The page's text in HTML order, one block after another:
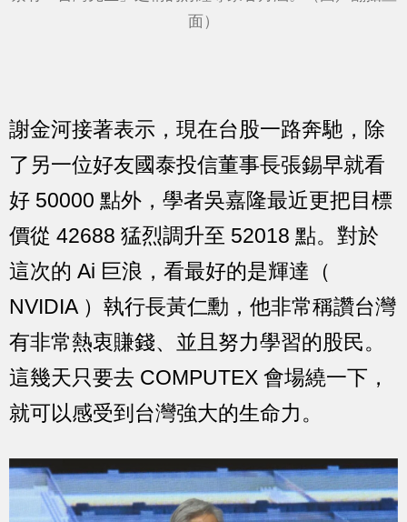
面）
謝金河接著表示，現在台股一路奔馳，除
了另一位好友國泰投信董事長張錫早就看
好 50000 點外，學者吳嘉隆最近更把目標
價從 42688 猛烈調升至 52018 點。對於
這次的 Ai 巨浪，看最好的是輝達（
NVIDIA ）執行長黃仁勳，他非常稱讚台灣
有非常熱衷賺錢、並且努力學習的股民。
這幾天只要去 COMPUTEX 會場繞一下，
就可以感受到台灣強大的生命力。